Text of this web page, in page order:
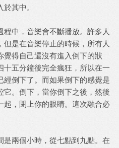
其中。
中，音樂會不斷播放。許多人
但是在音樂停止的時候，所有人
覺得自己還沒有進入倒下的狀
十五分鐘後完全瘋狂，所以在一
經倒下了。而如果倒下的感覺是
它。倒下，當你倒下之後，然後
起，閉上你的眼睛。這次融合必
兩個小時，從七點到九點。在